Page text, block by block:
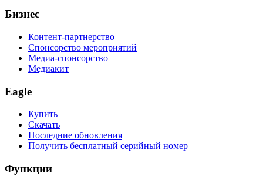
Бизнес
Контент-партнерство
Спонсорство мероприятий
Медиа-спонсорство
Медиакит
Eagle
Купить
Скачать
Последние обновления
Получить бесплатный серийный номер
Функции